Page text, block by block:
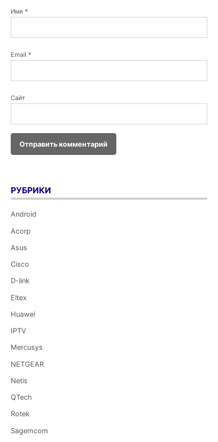
Имя *
Email *
Сайт
РУБРИКИ
Android
Acorp
Asus
Cisco
D-link
Eltex
Huawei
IPTV
Mercusys
NETGEAR
Netis
QTech
Rotek
Sagemcom